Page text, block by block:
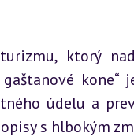
ktorý
kone“
údelu a
s hlbokým